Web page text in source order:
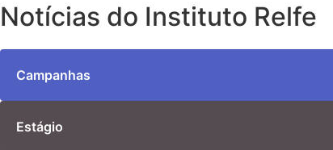
Notícias do Instituto Relfe
Campanhas
Estágio